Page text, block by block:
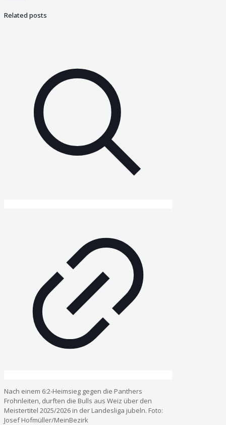
Related posts
Nach einem 6:2-Heimsieg gegen die Panthers
Frohnleiten, durften die Bulls aus Weiz über den
Meistertitel 2025/2026 in der Landesliga jubeln. Foto:
Josef Hofmüller/MeinBezirk